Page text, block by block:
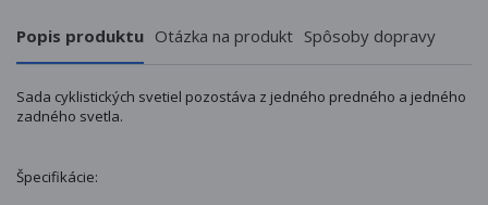
Popis produktu Otázka na produkt Spôsoby dopravy
Sada cyklistických svetiel pozostáva z jedného predného a jedného
zadného svetla.
Špecifikácie: